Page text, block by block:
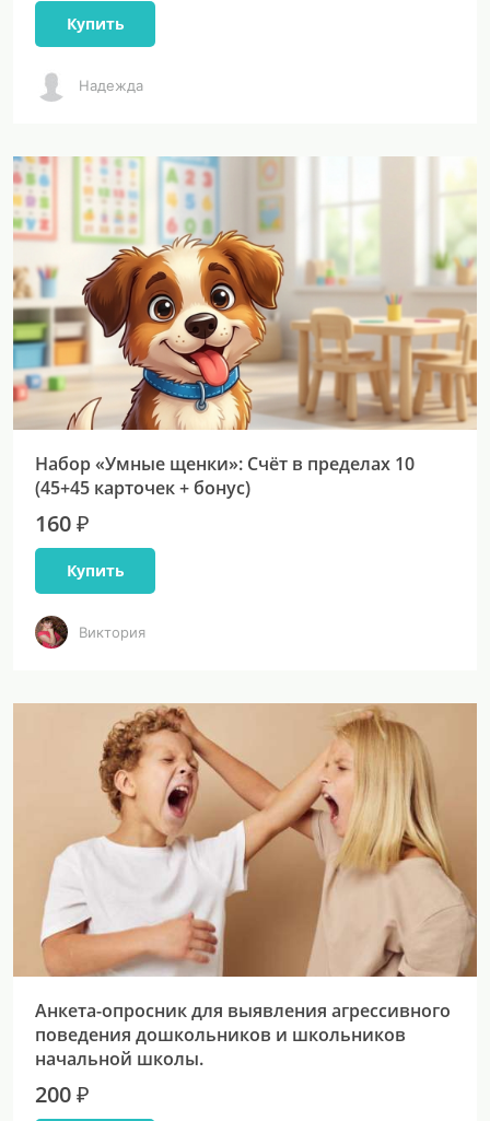
Купить
Надежда
Набор «Умные щенки»: Счёт в пределах 10
(45+45 карточек + бонус)
160 ₽
Купить
Виктория
Анкета-опросник для выявления агрессивного
поведения дошкольников и школьников
начальной школы.
200 ₽